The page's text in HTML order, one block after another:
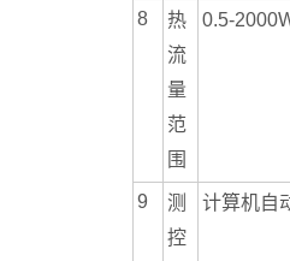
8
热
流
量
范
围
0.5-
9
测
控
计算机自